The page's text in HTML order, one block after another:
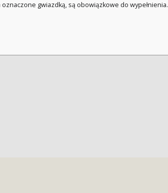
oznaczone gwiazdką, są obowiązkowe do wypełnienia.